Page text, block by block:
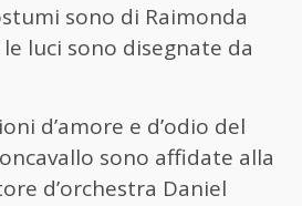
sono di Raimonda
luci sono disegnate da
d’amore e d’odio del
sono affidate alla
d’orchestra Daniel